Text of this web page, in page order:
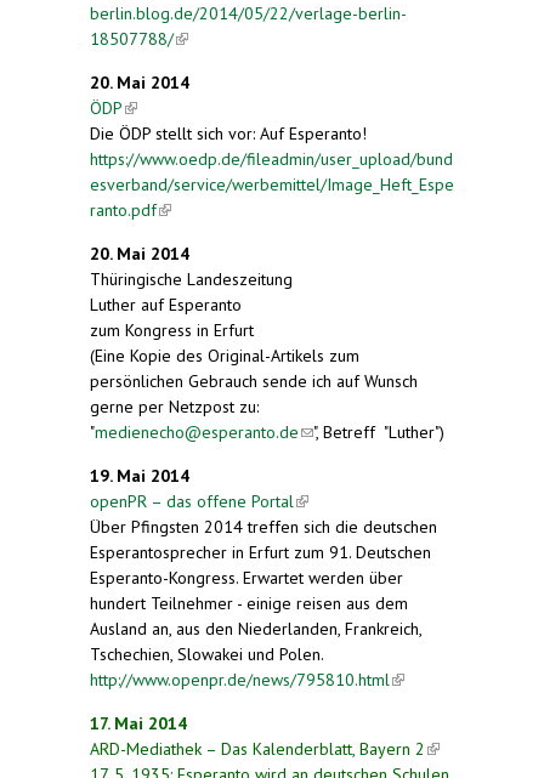
berlin.blog.de/2014/05/22/verlage-berlin-
18507788/(link is external)
20. Mai 2014
ÖDP(link is external)
Die ÖDP stellt sich vor: Auf Esperanto!
https://www.oedp.de/fileadmin/user_upload/bund
esverband/service/werbemittel/Image_Heft_Espe
ranto.pdf(link is external)
20. Mai 2014
Thüringische Landeszeitung
Luther auf Esperanto
zum Kongress in Erfurt
(Eine Kopie des Original-Artikels zum
persönlichen Gebrauch sende ich auf Wunsch
gerne per Netzpost zu:
"medienecho@esperanto.de(link sends e-mail)
", Betreff "Luther")
19. Mai 2014
openPR – das offene Portal (link is external)
Über Pfingsten 2014 treffen sich die deutschen
Esperantosprecher in Erfurt zum 91. Deutschen
Esperanto-Kongress. Erwartet werden über
hundert Teilnehmer - einige reisen aus dem
Ausland an, aus den Niederlanden, Frankreich,
Tschechien, Slowakei und Polen.
http://www.openpr.de/news/795810.html (link is
17. Mai 2014
ARD-Mediathek – Das Kalenderblatt, Bayern 2 (link is